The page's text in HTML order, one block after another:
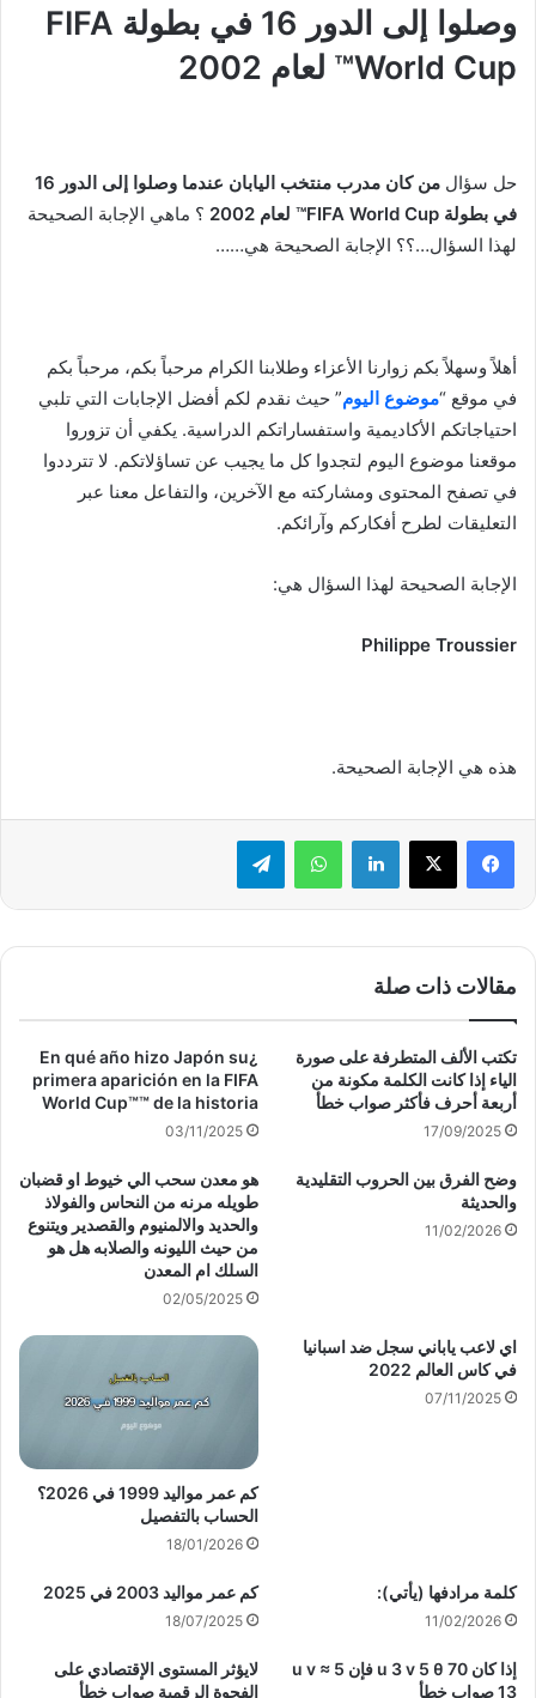
وصلوا إلى الدور 16 في بطولة FIFA
World Cup™ لعام 2002
حل سؤال
من كان مدرب منتخب اليابان عندما وصلوا إلى الدور 16
في بطولة FIFA World Cup™ لعام 2002
؟ ماهي الإجابة الصحيحة
لهذا السؤال…؟؟ الإجابة الصحيحة هي……
أهلاً وسهلاً بكم زوارنا الأعزاء وطلابنا الكرام مرحباً بكم، مرحباً بكم
في موقع “موضوع اليوم” حيث نقدم لكم أفضل الإجابات التي تلبي
احتياجاتكم الأكاديمية واستفساراتكم الدراسية. يكفي أن تزوروا
موقعنا موضوع اليوم لتجدوا كل ما يجيب عن تساؤلاتكم. لا تترددوا
في تصفح المحتوى ومشاركته مع الآخرين، والتفاعل معنا عبر
التعليقات لطرح أفكاركم وآرائكم.
الإجابة الصحيحة لهذا السؤال هي:
Philippe Troussier
هذه هي الإجابة الصحيحة.
لينكدإن واتساب تيلقرام
مقالات ذات صلة
تكتب الألف المتطرفة على صورة
الياء إذا كانت الكلمة مكونة من
أربعة أحرف فأكثر صواب خطأ
17/09/2025
¿En qué año hizo Japón su
primera aparición en la FIFA
World Cup™™ de la historia
03/11/2025
وضح الفرق بين الحروب التقليدية
والحديثة
11/02/2026
هو معدن سحب الي خيوط او قضبان
طويله مرنه من النحاس والفولاذ
والحديد والالمنيوم والقصدير ويتنوع
من حيث الليونه والصلابه هل هو
السلك ام المعدن
02/05/2025
اي لاعب ياباني سجل ضد اسبانيا
في كاس العالم 2022
07/11/2025
كم عمر مواليد 1999 في 2026؟
الحساب بالتفصيل
18/01/2026
كلمة مرادفها (يأتي):
11/02/2026
كم عمر مواليد 2003 في 2025
18/07/2025
إذا كان u 3 v 5 θ 70 فإن u v ≈ 5
13 صواب خطأ
لايؤثر المستوى الإقتصادي على
الفجوة الرقمية صواب خطأ